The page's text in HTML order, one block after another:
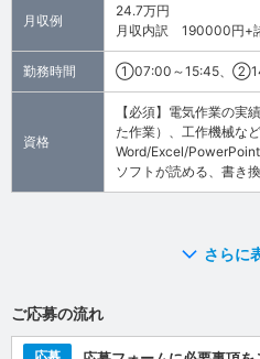
月収例
24.7万円
月収内訳 190000円+
勤務時間 ①07:00～15:45、
資格
【必須】電気作業の実
た作業）、工作機械な
Word/Excel/
ソフトが読める、書き
さらに
ご応募の流れ